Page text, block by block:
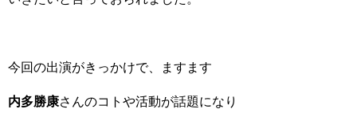
今回の出演がきっかけで、ますます
内多勝康さんのコトや活動が話題になり